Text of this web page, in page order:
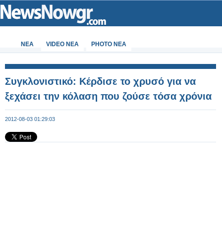
ΝΕΑ VIDEO NEA PHOTO NEA
Συγκλονιστικό: Κέρδισε το χρυσό για να
ξεχάσει την κόλαση που ζούσε τόσα χρόνια
2012-08-03 01:29:03